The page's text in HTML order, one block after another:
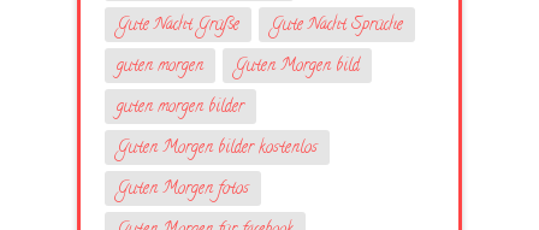
Gute Nacht Grüße
Gute Nacht Sprüche
guten morgen
Guten Morgen bild
guten morgen bilder
Guten Morgen bilder kostenlos
Guten Morgen fotos